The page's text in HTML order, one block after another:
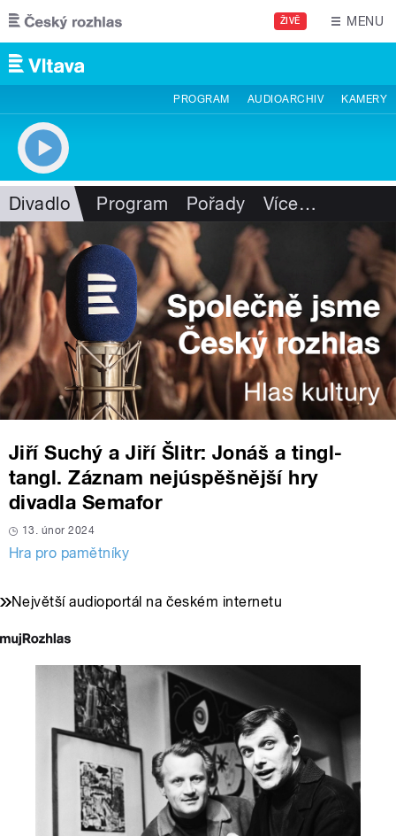
Přejít k hlavnímu obsahu
ŽIVĚ MENU
PROGRAM AUDIOARCHIV KAMERY
Divadlo Program Pořady Více…
Jiří Suchý a Jiří Šlitr: Jonáš a tingl-
tangl. Záznam nejúspěšnější hry
divadla Semafor
13. únor 2024
Hra pro pamětníky
Největší audioportál na českém internetu